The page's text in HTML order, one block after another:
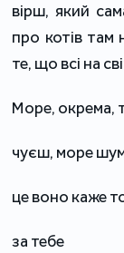
вірш, який
про котів
те, що всі на
Море, окрема,
чуєш, море
це воно каже
за тебе